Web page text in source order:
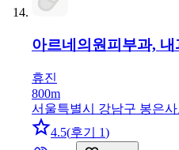
아르네의원 피부과, 내
휴진
800m
서울특별시 강남구 봉은
4.5(후기 1)